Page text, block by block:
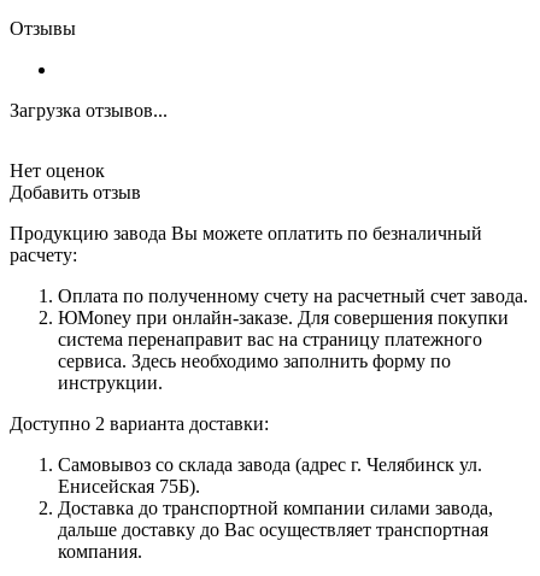
Отзывы
Загрузка отзывов...
Нет оценок
Добавить отзыв
Продукцию завода Вы можете оплатить по безналичный
расчету:
Оплата по полученному счету на расчетный счет завода.
ЮMoney при онлайн-заказе. Для совершения покупки
система перенаправит вас на страницу платежного
сервиса. Здесь необходимо заполнить форму по
инструкции.
Доступно 2 варианта доставки:
Самовывоз со склада завода (адрес г. Челябинск ул.
Енисейская 75Б).
Доставка до транспортной компании силами завода,
дальше доставку до Вас осуществляет транспортная
компания.